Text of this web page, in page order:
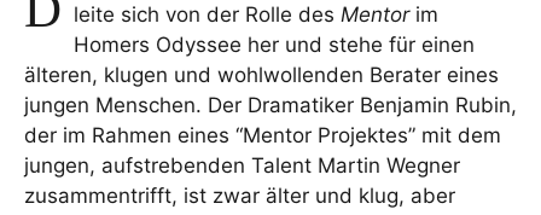
leite sich von der Rolle des Mentorim
Homers Odyssee her und stehe für einen
älteren, klugen und wohlwollenden Berater eines
jungen Menschen. Der Dramatiker Benjamin Rubin,
der im Rahmen eines “Mentor Projektes” mit dem
jungen, aufstrebenden Talent Martin Wegner
zusammentrifft, ist zwar älter und klug, aber